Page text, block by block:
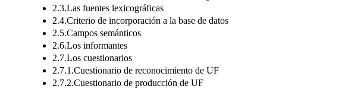
2.3.Las fuentes lexicográficas
2.4.Criterio de incorporación a la base de datos
2.5.Campos semánticos
2.6.Los informantes
2.7.Los cuestionarios
2.7.1.Cuestionario de reconocimiento de UF
2.7.2.Cuestionario de producción de UF